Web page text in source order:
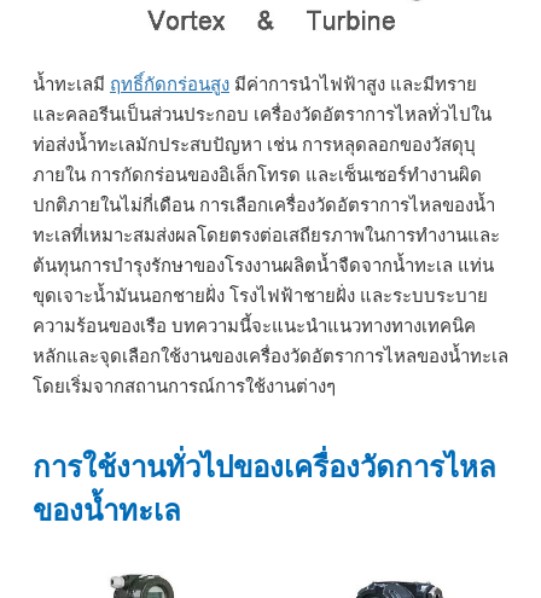
น้ำทะเลมี ฤทธิ์กัดกร่อนสูง มีค่าการนำไฟฟ้าสูง และมีทราย
และคลอรีนเป็นส่วนประกอบ เครื่องวัดอัตราการไหลทั่วไปใน
ท่อส่งน้ำทะเลมักประสบปัญหา เช่น การหลุดลอกของวัสดุบุ
ภายใน การกัดกร่อนของอิเล็กโทรด และเซ็นเซอร์ทำงานผิด
ปกติภายในไม่กี่เดือน การเลือกเครื่องวัดอัตราการไหลของน้ำ
ทะเลที่เหมาะสมส่งผลโดยตรงต่อเสถียรภาพในการทำงานและ
ต้นทุนการบำรุงรักษาของโรงงานผลิตน้ำจืดจากน้ำทะเล แท่น
ขุดเจาะน้ำมันนอกชายฝั่ง โรงไฟฟ้าชายฝั่ง และระบบระบาย
ความร้อนของเรือ บทความนี้จะแนะนำแนวทางทางเทคนิค
หลักและจุดเลือกใช้งานของเครื่องวัดอัตราการไหลของน้ำทะเล
โดยเริ่มจากสถานการณ์การใช้งานต่างๆ
การใช้งานทั่วไปของเครื่องวัดการไหล
ของน้ำทะเล